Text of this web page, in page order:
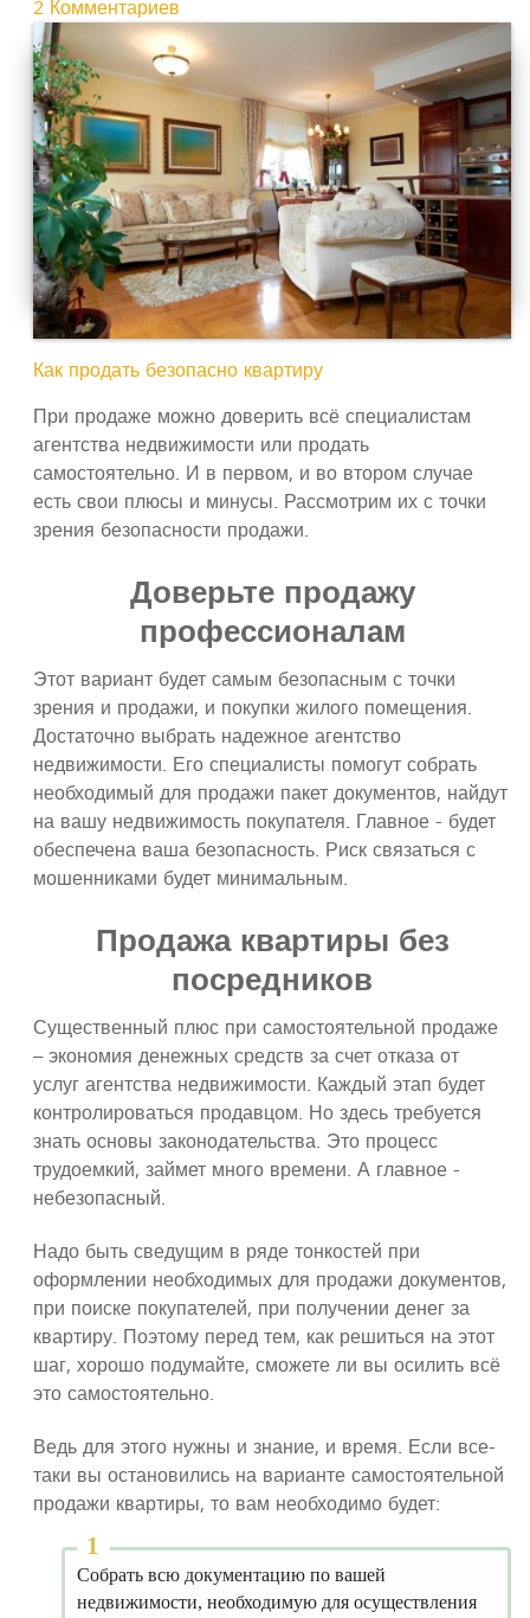
2 Комментариев
Как продать безопасно квартиру
При продаже можно доверить всё специалистам
агентства недвижимости или продать
самостоятельно. И в первом, и во втором случае
есть свои плюсы и минусы. Рассмотрим их с точки
зрения безопасности продажи.
Доверьте продажу
профессионалам
Этот вариант будет самым безопасным с точки
зрения и продажи, и покупки жилого помещения.
Достаточно выбрать надежное агентство
недвижимости. Его специалисты помогут собрать
необходимый для продажи пакет документов, найдут
на вашу недвижимость покупателя. Главное - будет
обеспечена ваша безопасность. Риск связаться с
мошенниками будет минимальным.
Продажа квартиры без
посредников
Существенный плюс при самостоятельной продаже
– экономия денежных средств за счет отказа от
услуг агентства недвижимости. Каждый этап будет
контролироваться продавцом. Но здесь требуется
знать основы законодательства. Это процесс
трудоемкий, займет много времени. А главное -
небезопасный.
Надо быть сведущим в ряде тонкостей при
оформлении необходимых для продажи документов,
при поиске покупателей, при получении денег за
квартиру. Поэтому перед тем, как решиться на этот
шаг, хорошо подумайте, сможете ли вы осилить всё
это самостоятельно.
Ведь для этого нужны и знание, и время. Если все-
таки вы остановились на варианте самостоятельной
продажи квартиры, то вам необходимо будет:
Собрать всю документацию по вашей
недвижимости, необходимую для осуществления